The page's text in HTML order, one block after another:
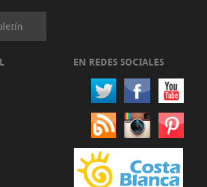
EN REDES SOCIALES